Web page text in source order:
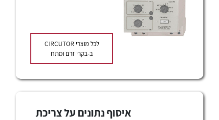
לכל מוצרי היצרן לכל מוצרי היצרן
לכל מוצרי CIRCUTOR
ב-בקרי זרם ומתח
איסוף נתונים על צריכת